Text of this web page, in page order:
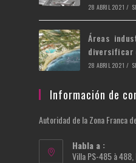
28 ABRIL 2021 /
Áreas
diversificar
28 ABRIL 2021 /
Información de
Autoridad de la Zona Franca
Habla a :
Villa PS-485 à 488,